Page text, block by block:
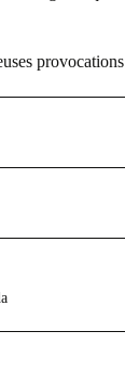
provocations